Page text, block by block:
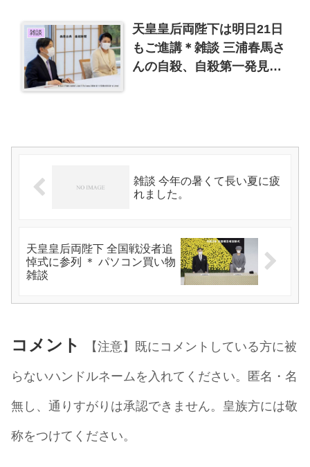
雑談
天皇皇后両陛下は明日21日
もご進講＊雑談 三浦春馬さ
んの自殺、自殺第一発見者
雑談 今年の暑くて長い夏に疲
れました。
天皇皇后両陛下 全国戦没者追
悼式に参列 ＊ パソコン買い物
雑談
コメント
【注意】既にコメントしている方に被
らないハンドルネームを入れてください。匿名・名
無し、通りすがりは承認できません。皇族方には敬
称をつけてください。